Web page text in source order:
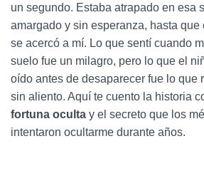
un segundo. Estaba atrapado en esa
amargado y sin esperanza, hasta
se acercó a mí. Lo que sentí cuando
suelo fue un milagro, pero lo que el
oído antes de desaparecer fue lo que
sin aliento. Aquí te cuento la historia
fortuna oculta y el secreto que los
intentaron ocultarme durante años.